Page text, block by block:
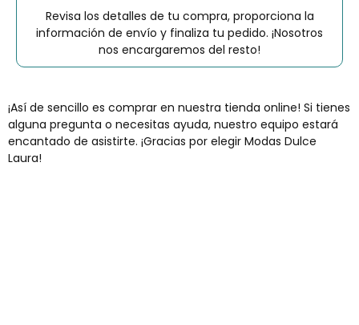
Revisa los detalles de tu compra, proporciona la
información de envío y finaliza tu pedido. ¡Nosotros
nos encargaremos del resto!
¡Así de sencillo es comprar en nuestra tienda online! Si tienes
alguna pregunta o necesitas ayuda, nuestro equipo estará
encantado de asistirte. ¡Gracias por elegir Modas Dulce
Laura!